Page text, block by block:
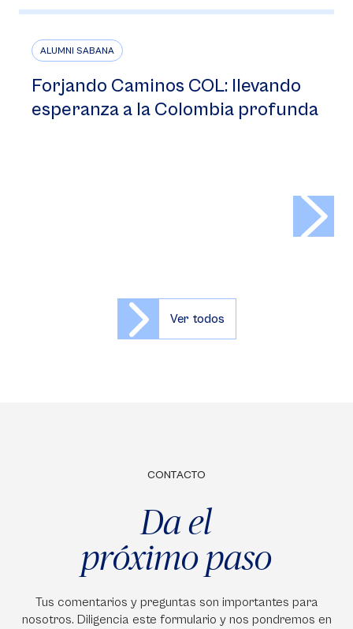
ALUMNI SABANA
Forjando Caminos COL: llevando
esperanza a la Colombia profunda
Ver todos
CONTACTO
Da el
próximo paso
Tus comentarios y preguntas son importantes para
nosotros. Diligencia este formulario y nos pondremos en